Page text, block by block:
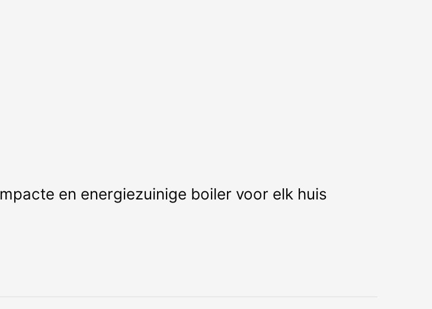
en energiezuinige boiler voor elk huis